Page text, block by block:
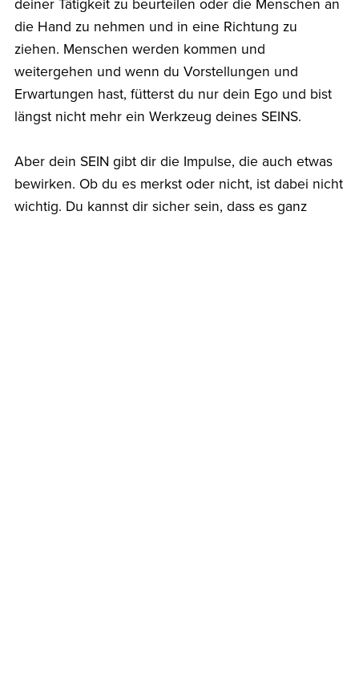
deiner Tätigkeit zu beurteilen oder die Menschen an
die Hand zu nehmen und in eine Richtung zu
ziehen. Menschen werden kommen und
weitergehen und wenn du Vorstellungen und
Erwartungen hast, fütterst du nur dein Ego und bist
längst nicht mehr ein Werkzeug deines SEINS.
Aber dein SEIN gibt dir die Impulse, die auch etwas
bewirken. Ob du es merkst oder nicht, ist dabei nicht
wichtig. Du kannst dir sicher sein, dass es ganz